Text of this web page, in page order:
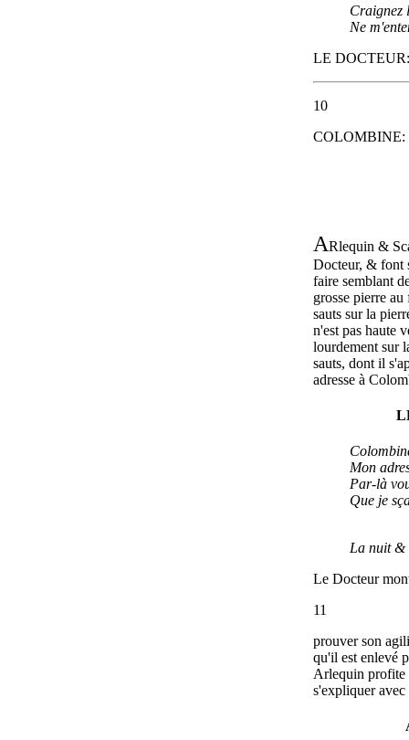
Craignez
Ne
LE
10
COLOMBINE:
ARlequin &
Docteur, & font
faire semblant
grosse pierre
sauts sur la
n'est pas haute
lourdement sur
sauts, dont il
adresse à
Mon
Par-là
Que je
La nuit &
Le Docteur
11
prouver son
qu'il est enlevé
Arlequin profite
s'expliquer